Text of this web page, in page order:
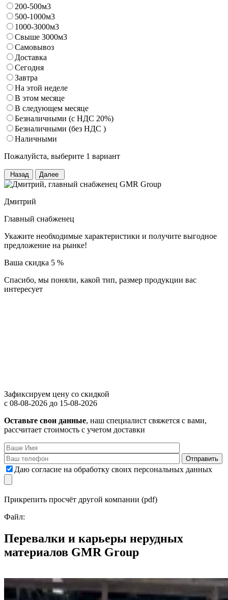
200-500м3
500-1000м3
1000-3000м3
Свыше 3000м3
Самовывоз
Доставка
Сегодня
Завтра
На этой неделе
В этом месяце
В следующем месяце
Безналичными (с НДС 20%)
Безналичными (без НДС )
Наличными
Пожалуйста, выберите 1 вариант
Назад Далее
Дмитрий
Главный снабженец
Укажите необходимые характеристики и получите выгодное
предложение на рынке!
Ваша скидка 5 %
Спасибо, мы поняли, какой тип, размер продукции вас
интересует
Зафиксируем цену со скидкой
с 08-08-2026 до 15-08-2026
Оставьте свои данные, наш специалист свяжется с вами,
рассчитает стоимость с учетом доставки
Даю согласие на обработку своих персональных данных
Прикрепить просчёт другой компании (pdf)
Файл:
Перевалки и карьеры нерудных
материалов GMR Group